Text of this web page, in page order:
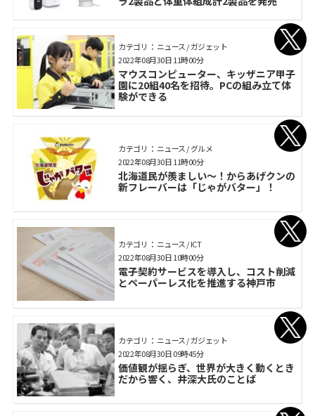
カテゴリ： ニュース / ガジェット
マウスコンピューター、キッザニア甲子
園に20組40名を招待。PCの組み立て体
験ができる
2022年08月30日 11時00分
カテゴリ： ニュース / グルメ
北海道民が羨ましい〜！からあげクンの
新フレーバーは「じゃがバター」！
2022年08月30日 11時00分
カテゴリ： ニュース / ICT
電子契約サービスを導入し、コスト削減
とペーパーレス化を推進する神戸市
2022年08月30日 10時00分
カテゴリ： ニュース / ガジェット
価値観が揺らぎ、世界が大きく動くとき
だから響く、井深大氏のことば
2022年08月30日 09時45分